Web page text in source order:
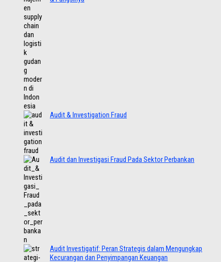
Audit & Investigation Fraud
Audit dan Investigasi Fraud Pada Sektor Perbankan
Audit Investigatif: Peran Strategis dalam Mengungkap
Kecurangan dan Penyimpangan Keuangan